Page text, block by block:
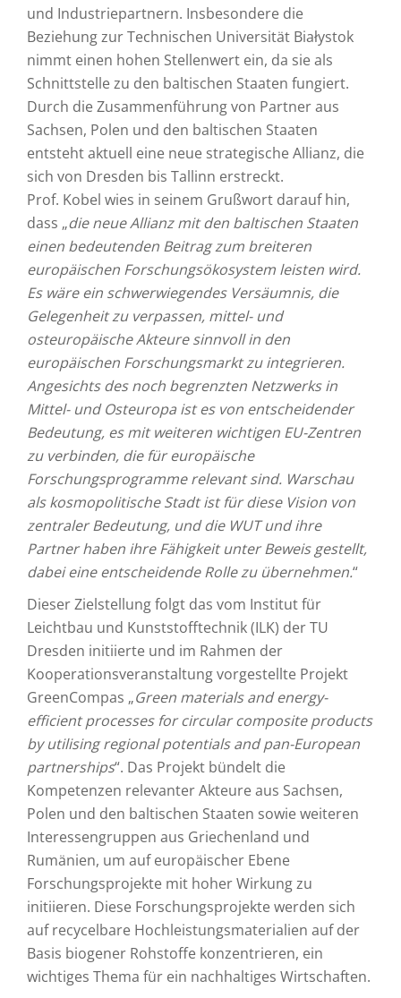
und Industriepartnern. Insbesondere die
Beziehung zur Technischen Universität Białystok
nimmt einen hohen Stellenwert ein, da sie als
Schnittstelle zu den baltischen Staaten fungiert.
Durch die Zusammenführung von Partner aus
Sachsen, Polen und den baltischen Staaten
entsteht aktuell eine neue strategische Allianz, die
sich von Dresden bis Tallinn erstreckt.
Prof. Kobel wies in seinem Grußwort darauf hin,
dass „die neue Allianz mit den baltischen Staaten
einen bedeutenden Beitrag zum breiteren
europäischen Forschungsökosystem leisten wird.
Es wäre ein schwerwiegendes Versäumnis, die
Gelegenheit zu verpassen, mittel- und
osteuropäische Akteure sinnvoll in den
europäischen Forschungsmarkt zu integrieren.
Angesichts des noch begrenzten Netzwerks in
Mittel- und Osteuropa ist es von entscheidender
Bedeutung, es mit weiteren wichtigen EU-Zentren
zu verbinden, die für europäische
Forschungsprogramme relevant sind. Warschau
als kosmopolitische Stadt ist für diese Vision von
zentraler Bedeutung, und die WUT und ihre
Partner haben ihre Fähigkeit unter Beweis gestellt,
dabei eine entscheidende Rolle zu übernehmen.“
Dieser Zielstellung folgt das vom Institut für
Leichtbau und Kunststofftechnik (ILK) der TU
Dresden initiierte und im Rahmen der
Kooperationsveranstaltung vorgestellte Projekt
GreenCompas „Green materials and energy-
efficient processes for circular composite products
by utilising regional potentials and pan-European
partnerships“. Das Projekt bündelt die
Kompetenzen relevanter Akteure aus Sachsen,
Polen und den baltischen Staaten sowie weiteren
Interessengruppen aus Griechenland und
Rumänien, um auf europäischer Ebene
Forschungsprojekte mit hoher Wirkung zu
initiieren. Diese Forschungsprojekte werden sich
auf recycelbare Hochleistungsmaterialien auf der
Basis biogener Rohstoffe konzentrieren, ein
wichtiges Thema für ein nachhaltiges Wirtschaften.